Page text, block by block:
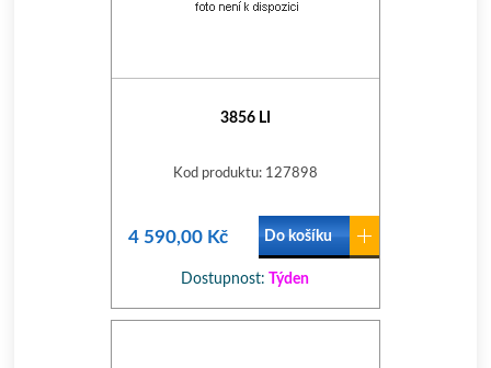
3856 LI
Kod produktu: 127898
4 590,00 Kč Do košíku
Dostupnost: Týden